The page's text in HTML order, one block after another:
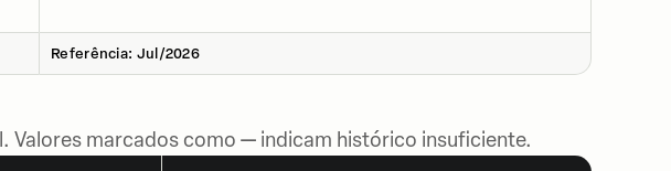
Referência: Jul/2026
Valores marcados como — indicam histórico insuficiente.